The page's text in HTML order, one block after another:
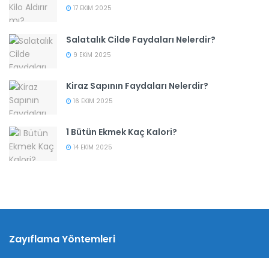
17 EKIM 2025
Salatalık Cilde Faydaları Nelerdir?
9 EKIM 2025
Kiraz Sapının Faydaları Nelerdir?
16 EKIM 2025
1 Bütün Ekmek Kaç Kalori?
14 EKIM 2025
Zayıflama Yöntemleri